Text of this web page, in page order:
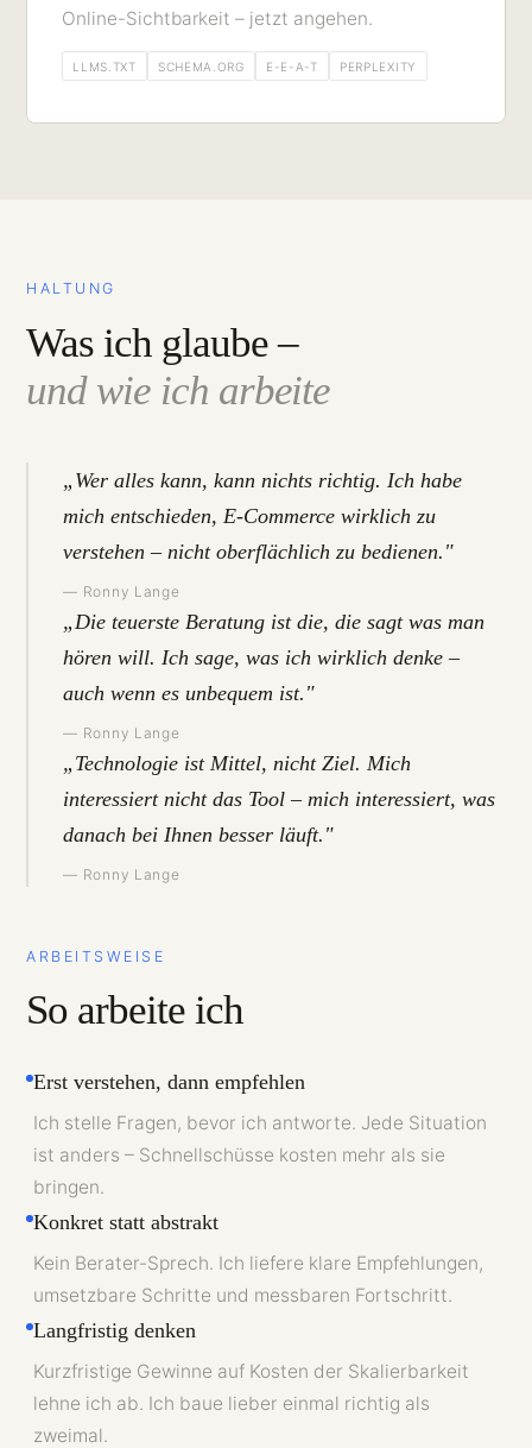
Online-Sichtbarkeit – jetzt angehen.
LLMS.TXT SCHEMA.ORG E-E-A-T PERPLEXITY
HALTUNG
Was ich glaube –
und wie ich arbeite
„Wer alles kann, kann nichts richtig. Ich habe
mich entschieden, E-Commerce wirklich zu
verstehen – nicht oberflächlich zu bedienen."
— Ronny Lange
„Die teuerste Beratung ist die, die sagt was man
hören will. Ich sage, was ich wirklich denke –
auch wenn es unbequem ist."
— Ronny Lange
„Technologie ist Mittel, nicht Ziel. Mich
interessiert nicht das Tool – mich interessiert, was
danach bei Ihnen besser läuft."
— Ronny Lange
ARBEITSWEISE
So arbeite ich
Erst verstehen, dann empfehlen
Ich stelle Fragen, bevor ich antworte. Jede Situation
ist anders – Schnellschüsse kosten mehr als sie
bringen.
Konkret statt abstrakt
Kein Berater-Sprech. Ich liefere klare Empfehlungen,
umsetzbare Schritte und messbaren Fortschritt.
Langfristig denken
Kurzfristige Gewinne auf Kosten der Skalierbarkeit
lehne ich ab. Ich baue lieber einmal richtig als
zweimal.